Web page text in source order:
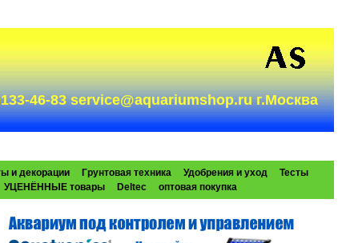
46-83 service@aquariumshop.ru г.Москва
и декорации Грунтовая техника Удобрения и уход
Тесты
УЦЕНЁННЫЕ товары Deltec оптовая покупка